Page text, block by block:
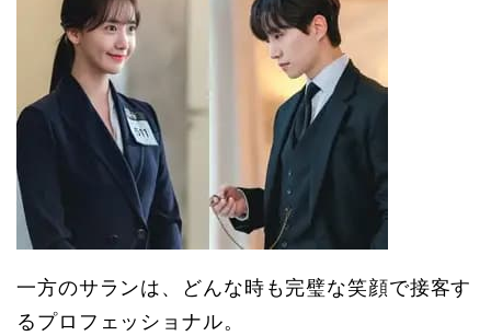
一方のサランは、どんな時も完璧な笑顔で接客す
るプロフェッショナル。